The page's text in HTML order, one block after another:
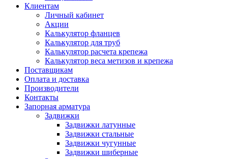
Клиентам
Личный кабинет
Акции
Калькулятор фланцев
Калькулятор для труб
Калькулятор расчета крепежа
Калькулятор веса метизов и крепежа
Поставщикам
Оплата и доставка
Производители
Контакты
Запорная арматура
Задвижки
Задвижки латунные
Задвижки стальные
Задвижки чугунные
Задвижки шиберные